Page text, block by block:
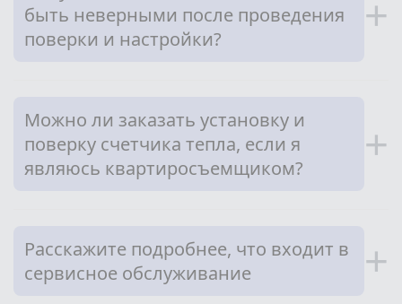
быть неверными после проведения
поверки и настройки?
+
Можно ли заказать установку и
поверку счетчика тепла, если я
являюсь квартиросъемщиком?
+
Расскажите подробнее, что входит в
сервисное обслуживание
+